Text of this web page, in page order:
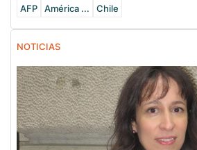
AFP
América ... Chile
NOTICIAS